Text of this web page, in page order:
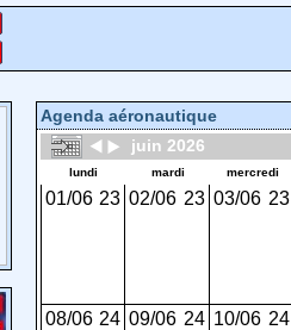
Agenda aéronautique
juin 2026
lundi mardi mercredi
01/06 23 02/06 23 03/06 23
08/06 24 09/06 24 10/06 24